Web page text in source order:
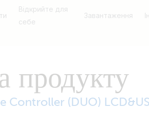
Відкрийте для
себе
Завантаження
продукту
Controller (DUO)